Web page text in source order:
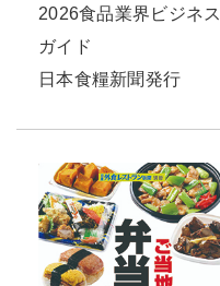
2026食品業界ビジネス
ガイド
日本食糧新聞発行